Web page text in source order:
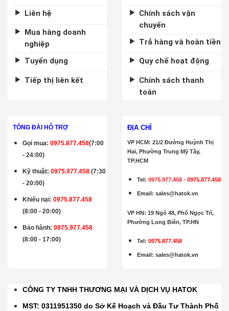
Liên hệ
Mua hàng doanh
nghiệp
Tuyển dụng
Tiếp thị liên kết
Chính sách vận
chuyển
Trả hàng và hoàn tiền
Quy chế hoạt động
Chính sách thanh
toán
TỔNG ĐÀI HỖ TRỢ
Gọi mua:0975.877.458(7:00
- 24:00)
Kỹ thuật:0975.977.458 (7:30
- 20:00)
Khiếu nại: 0975.877.458
(8:00 - 20:00)
Bảo hành:0975.977.458
(8:00 - 17:00)
ĐỊA CHỈ
VP HCM: 21/2 Đường Huỳnh Thị
Hai, Phường Trung Mỹ Tây,
TP.HCM
Tel:0975.977.458 -0975.877.458
Email :sales@hatok.vn
VP HN: 19 Ngõ 48, Phố Ngọc Trì,
Phường Long Biên, TP.HN
Tel: 0975.877.458
Email:sales@hatok.vn
CÔNG TY TNHH THƯƠNG MẠI VÀ DỊCH VỤ HATOK
MST: 0311951350 do Sở Kế Hoạch và Đầu Tư Thành Phố